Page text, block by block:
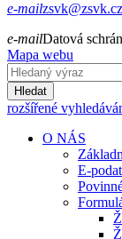
e-mailzsvk@zsvk.cz
e-mailDatová
Mapa webu
Hledat
rozšířené
O NÁS
E-